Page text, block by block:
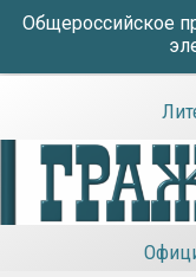
Общероссийское